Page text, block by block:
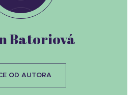
Batoriová
OD AUTORA